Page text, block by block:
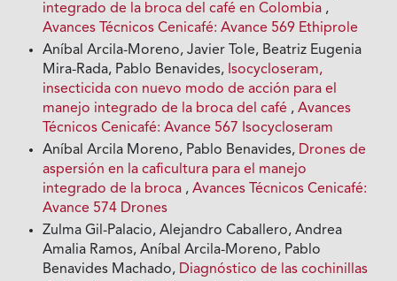
integrado de la broca del café en Colombia ,
Avances Técnicos Cenicafé: Avance 569 Ethiprole
Aníbal Arcila-Moreno, Javier Tole, Beatriz Eugenia
Mira-Rada, Pablo Benavides, Isocycloseram,
insecticida con nuevo modo de acción para el
manejo integrado de la broca del café ,Avances
Técnicos Cenicafé: Avance 567 Isocycloseram
Aníbal Arcila Moreno, Pablo Benavides, Drones de
aspersión en la caficultura para el manejo
integrado de la broca ,Avances Técnicos Cenicafé:
Avance 574 Drones
Zulma Gil-Palacio, Alejandro Caballero, Andrea
Amalia Ramos, Aníbal Arcila-Moreno, Pablo
Benavides Machado, Diagnóstico de las cochinillas